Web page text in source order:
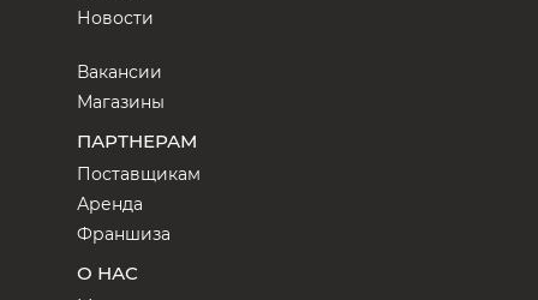
Новости
Вакансии
Магазины
ПАРТНЕРАМ
Поставщикам
Аренда
Франшиза
О НАС